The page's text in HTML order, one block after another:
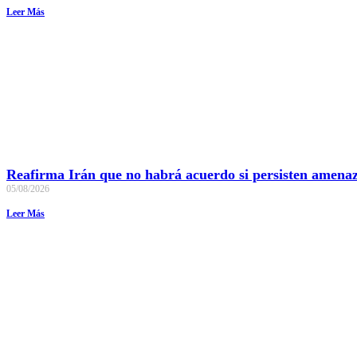
Leer Más
Reafirma Irán que no habrá acuerdo si persisten
05/08/2026
Leer Más